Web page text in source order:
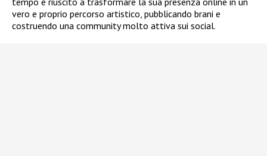
vero e proprio percorso artistico, pubblicando brani e
costruendo una community molto attiva sui social.